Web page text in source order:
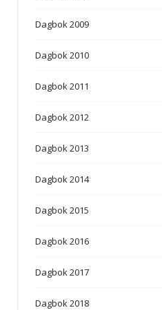
Dagbok 2009
Dagbok 2010
Dagbok 2011
Dagbok 2012
Dagbok 2013
Dagbok 2014
Dagbok 2015
Dagbok 2016
Dagbok 2017
Dagbok 2018